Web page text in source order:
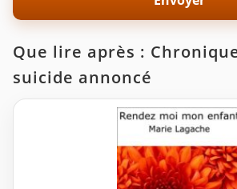
Que lire après :
suicide annoncé